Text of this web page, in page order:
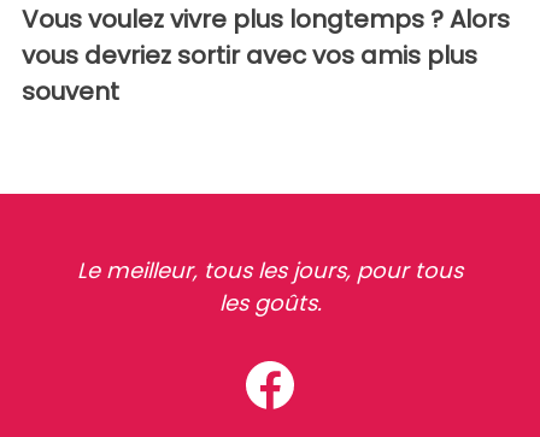
Vous voulez vivre plus longtemps ? Alors
vous devriez sortir avec vos amis plus
souvent
Le meilleur, tous les jours, pour tous
les goûts.